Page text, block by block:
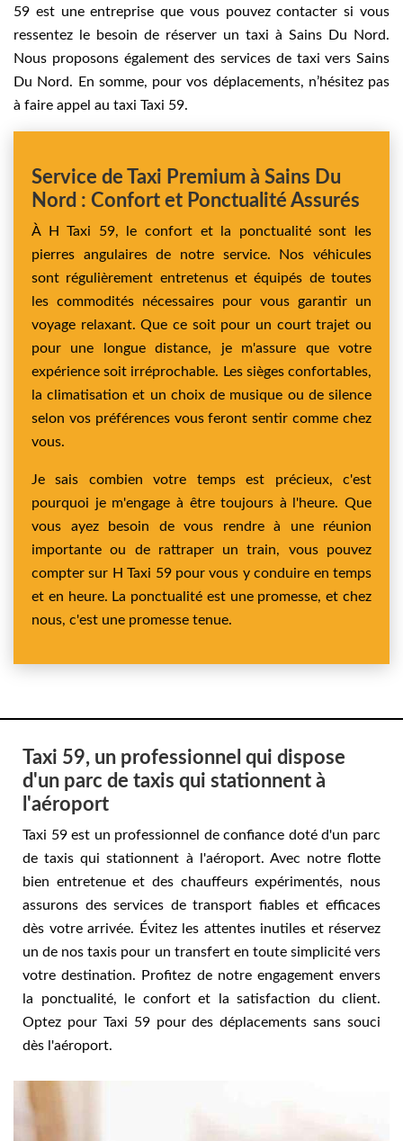
59 est une entreprise que vous pouvez contacter si vous
ressentez le besoin de réserver un taxi à Sains Du Nord.
Nous proposons également des services de taxi vers Sains
Du Nord. En somme, pour vos déplacements, n’hésitez pas
à faire appel au taxi Taxi 59.
Service de Taxi Premium à Sains Du
Nord : Confort et Ponctualité Assurés
À H Taxi 59, le confort et la ponctualité sont les
pierres angulaires de notre service. Nos véhicules
sont régulièrement entretenus et équipés de toutes
les commodités nécessaires pour vous garantir un
voyage relaxant. Que ce soit pour un court trajet ou
pour une longue distance, je m'assure que votre
expérience soit irréprochable. Les sièges confortables,
la climatisation et un choix de musique ou de silence
selon vos préférences vous feront sentir comme chez
vous.
Je sais combien votre temps est précieux, c'est
pourquoi je m'engage à être toujours à l'heure. Que
vous ayez besoin de vous rendre à une réunion
importante ou de rattraper un train, vous pouvez
compter sur H Taxi 59 pour vous y conduire en temps
et en heure. La ponctualité est une promesse, et chez
nous, c'est une promesse tenue.
Taxi 59, un professionnel qui dispose
d'un parc de taxis qui stationnent à
l'aéroport
Taxi 59 est un professionnel de confiance doté d'un parc
de taxis qui stationnent à l'aéroport. Avec notre flotte
bien entretenue et des chauffeurs expérimentés, nous
assurons des services de transport fiables et efficaces
dès votre arrivée. Évitez les attentes inutiles et réservez
un de nos taxis pour un transfert en toute simplicité vers
votre destination. Profitez de notre engagement envers
la ponctualité, le confort et la satisfaction du client.
Optez pour Taxi 59 pour des déplacements sans souci
dès l'aéroport.